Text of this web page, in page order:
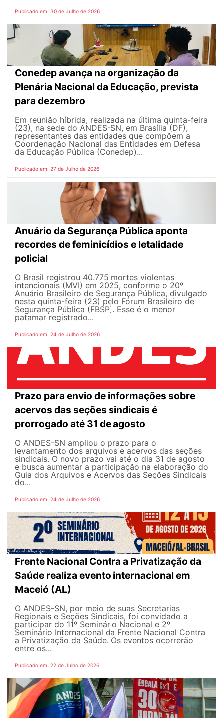
Publicado em: 30 de Julho de 2026
Conedep avança na organização da
Plenária Nacional da Educação, prevista
para dezembro
Em reunião híbrida, realizada na última quinta-feira
(23), na sede do ANDES-SN, em Brasília (DF),
representantes das entidades que compõem a
Coordenação Nacional das Entidades em Defesa
da Educação Pública (Conedep)...
Publicado em: 27 de Julho de 2026
Anuário da Segurança Pública aponta
recordes de feminicídios e letalidade
policial
O Brasil registrou 40.775 mortes violentas
intencionais (MVI) em 2025, conforme o 20º
Anuário Brasileiro de Segurança Pública, divulgado
nesta quinta-feira (23) pelo Fórum Brasileiro de
Segurança Pública (FBSP). Esse é o menor
patamar registrado...
Publicado em: 24 de Julho de 2026
Prazo para envio de informações sobre
acervos das seções sindicais é
prorrogado até 31 de agosto
O ANDES-SN ampliou o prazo para o
levantamento dos arquivos e acervos das seções
sindicais. O novo prazo vai até o dia 31 de agosto
e busca aumentar a participação na elaboração do
Guia dos Arquivos e Acervos das Seções Sindicais
do...
Publicado em: 24 de Julho de 2026
Frente Nacional Contra a Privatização da
Saúde realiza evento internacional em
Maceió (AL)
O ANDES-SN, por meio de suas Secretarias
Regionais e Seções Sindicais, foi convidado a
participar do 11º Seminário Nacional e 2º
Seminário Internacional da Frente Nacional Contra
a Privatização da Saúde. Os eventos ocorrerão
entre os...
Publicado em: 22 de Julho de 2026